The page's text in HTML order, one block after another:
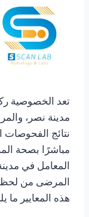
تعد الخصوصية
مدينة نصر،
نتائج الفحوصات
مباشرًا بصحة
المعامل في
المرضى من
هذه المعايير ما